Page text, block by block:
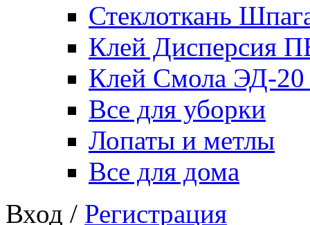
Стеклоткань
Клей Дисперсия
Клей Смола ЭД-20
Все для уборки
Лопаты и метлы
Все для дома
Вход / Регистрация